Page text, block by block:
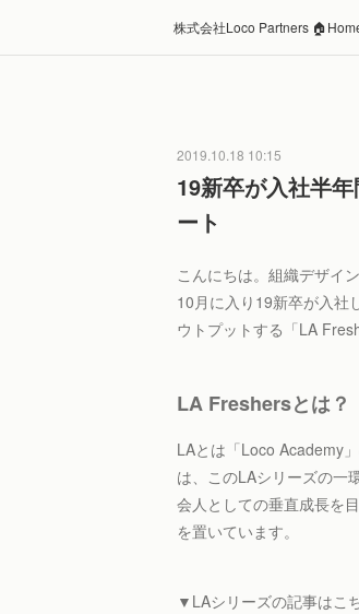
株式会社Loco Partners
2019.10.18 10:15
19新卒が入社半
ート
こんにちは。組織デザイ
10月に入り19新卒が入社
ウトプットする「LA
LA Freshersとは？
LAとは「Loco Academy
は、このLAシリーズの一
会人としての垂直成長を
を置いています。
▼LAシリーズの記事はこ